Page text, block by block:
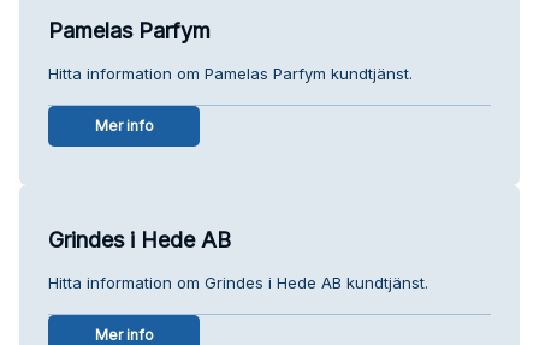
Pamelas Parfym
Hitta information om Pamelas Parfym kundtjänst.
Mer info
Grindes i Hede AB
Hitta information om Grindes i Hede AB kundtjänst.
Mer info